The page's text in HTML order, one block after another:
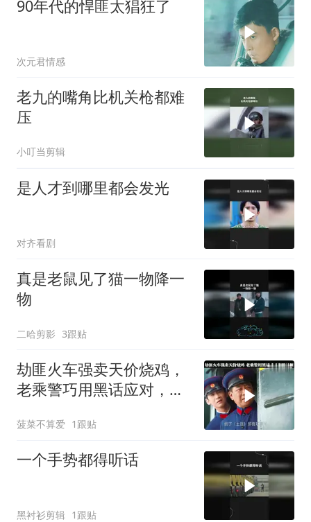
90年代的悍匪太猖狂了
次元君情感
老九的嘴角比机关枪都难
压
小叮当剪辑
是人才到哪里都会发光
对齐看剧
真是老鼠见了猫一物降一
物
二哈剪影 3跟贴
劫匪火车强卖天价烧鸡，
老乘警巧用黑话应对，成
菠菜不算爱 1跟贴
一个手势都得听话
黑衬衫剪辑 1跟贴